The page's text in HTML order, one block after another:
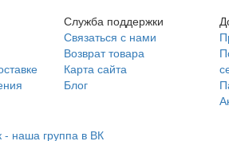
Служба поддержки
Связаться с нами
Возврат товара
Карта сайта
Блог